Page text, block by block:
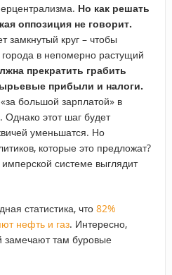
Но как решать
оппозиция не говорит.
замкнутый круг – чтобы
в непомерно растущий
прекратить грабить
прибыли и налоги.
большой зарплатой» в
Однако этот шаг будет
уменьшатся. Но
которые это предложат?
системе выглядит
статистика, что 82%
нефть и газ. Интересно,
замечают там буровые